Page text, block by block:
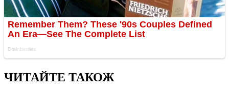
ЧИТАЙТЕ ТАКОЖ